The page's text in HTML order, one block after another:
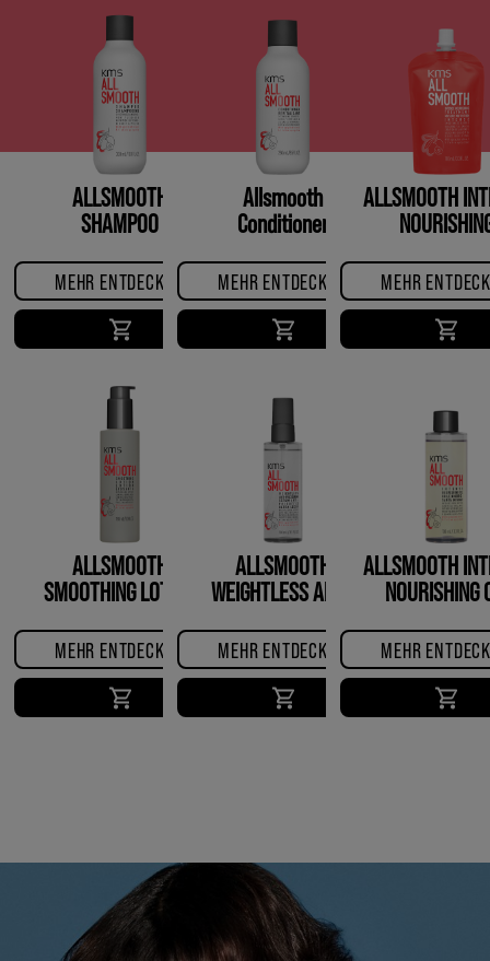
ALLSMOOTH
SHAMPOO
MEHR ENTDECKEN
Allsmooth
Conditioner
MEHR ENTDECKEN
ALLSMOOTH
MEHR
ALLSMOOTH
SMOOTHING LOTION
MEHR ENTDECKEN
ALLSMOOTH
WEIGHTLESS ANTI-
MEHR ENTDECKEN
ALLSMOOTH
NOURISHING
MEHR